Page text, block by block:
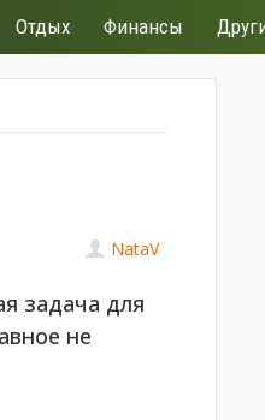
Отдых Финансы
NataV
задача для
не